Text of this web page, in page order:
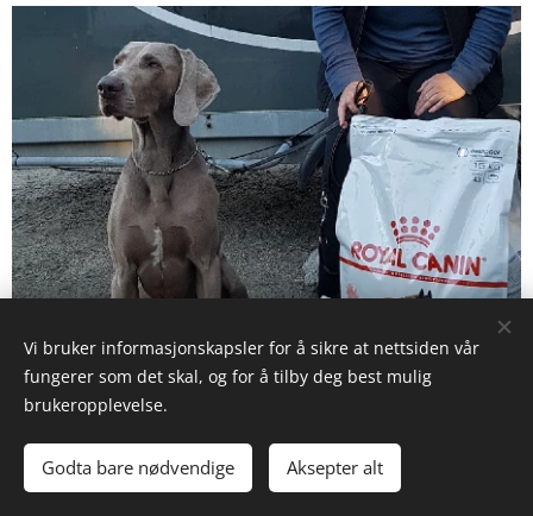
Vi bruker informasjonskapsler for å sikre at nettsiden vår
fungerer som det skal, og for å tilby deg best mulig
brukeropplevelse.
Godta bare nødvendige Aksepter alt